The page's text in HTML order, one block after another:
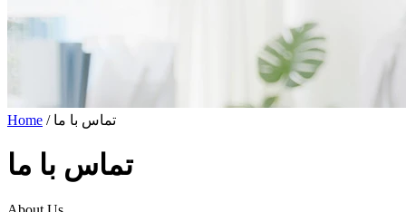
Home / تماس با ما
تماس با ما